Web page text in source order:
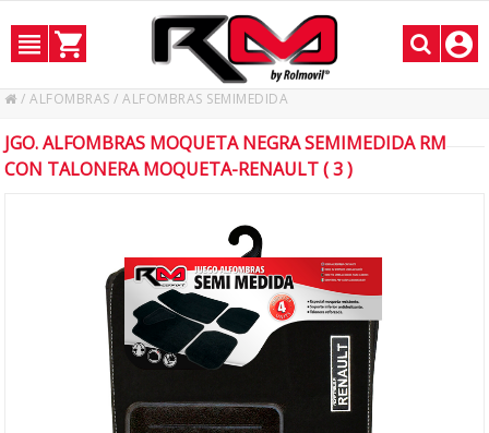
/ALFOMBRAS /ALFOMBRAS SEMIMEDIDA
JGO. ALFOMBRAS MOQUETA NEGRA SEMIMEDIDA RM
CON TALONERA MOQUETA-RENAULT ( 3 )